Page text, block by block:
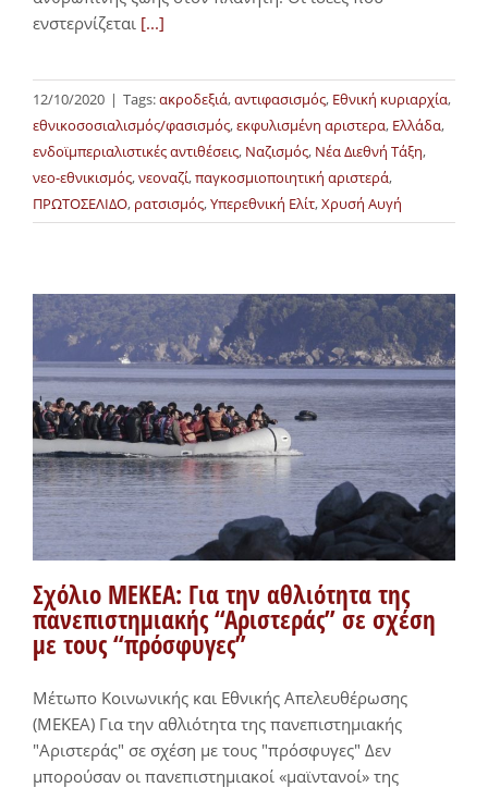
ενστερνίζεται [...]
12/10/2020 | Tags:ακροδεξιά,αντιφασισμός, Εθνική κυριαρχία,
εθνικοσοσιαλισμός/φασισμός,εκφυλισμένη αριστερα, Ελλάδα,
ενδοϊμπεριαλιστικές αντιθέσεις, Ναζισμός, Νέα Διεθνή Τάξη,
νεο-εθνικισμός,νεοναζί,παγκοσμιοποιητική αριστερά,
ΠΡΩΤΟΣΕΛΙΔΟ, ρατσισμός,Υπερεθνική Ελίτ,Χρυσή Αυγή
Σχόλιο ΜΕΚΕΑ: Για την αθλιότητα της
πανεπιστημιακής “Αριστεράς” σε σχέση
με τους “πρόσφυγες”
Μέτωπο Κοινωνικής και Εθνικής Απελευθέρωσης
(ΜΕΚΕΑ) Για την αθλιότητα της πανεπιστημιακής
"Αριστεράς" σε σχέση με τους "πρόσφυγες" Δεν
μπορούσαν οι πανεπιστημιακοί «μαϊντανοί» της